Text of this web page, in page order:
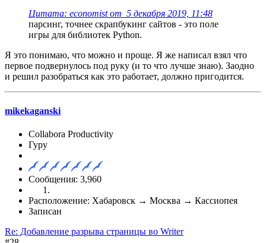
Цитата: economist от 5 декабря 2019, 11:48
парсинг, точнее скрапбукинг сайтов - это поле
игры для библиотек Python.
Я это понимаю, что можно и проще. Я же написал взял что
первое подвернулось под руку (и то что лучше знаю). Заодно
и решил разобраться как это работает, должно пригодится.
mikekaganski
Collabora Productivity
Гуру
Сообщения: 3,960
Расположение: Хабаровск → Москва → Кассиопея
Записан
Re: Добавление разрыва страницы во Writer